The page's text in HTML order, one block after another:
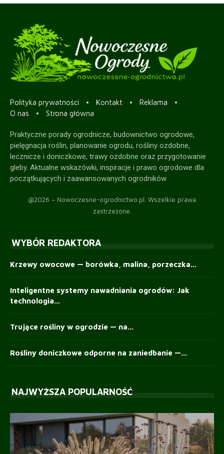
Polityka prywatności Kontakt
Reklama
O nas
Strona główna
Praktyczne porady ogrodnicze, budownictwo ogrodowe,
pielęgnacja roślin, planowanie ogrodu, rośliny ozdobne,
lecznicze i doniczkowe, trawy ozdobne oraz przygotowanie
gleby. Aktualne wskazówki, inspiracje i prawo ogrodowe dla
początkujących i zaawansowanych ogrodników
@2026 – Nowoczesne-ogrodnictwo.pl. Wszelkie prawa
zastrzeżone.
WYBÓR REDAKTORA
Krzewy owocowe — borówka, malina, porzeczka...
Inteligentne systemy nawadniania ogrodów: Jak
technologia...
Trujące rośliny w ogrodzie — na...
Rośliny doniczkowe odporne na zaniedbanie —...
NAJWYŻSZA POPULARNOŚĆ